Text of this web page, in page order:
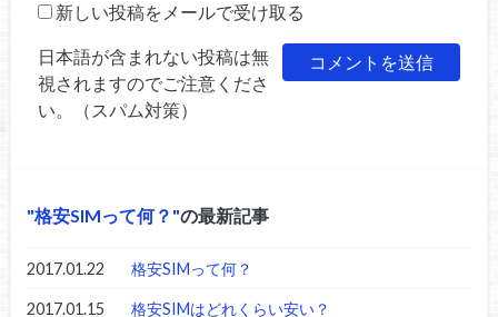
新しい投稿をメールで受け取る
日本語が含まれない投稿は無
視されますのでご注意くださ
い。（スパム対策）
格安SIMって何？ の最新記事
2017.01.22 格安SIMって何？
2017.01.15 格安SIMはどれくらい安い？